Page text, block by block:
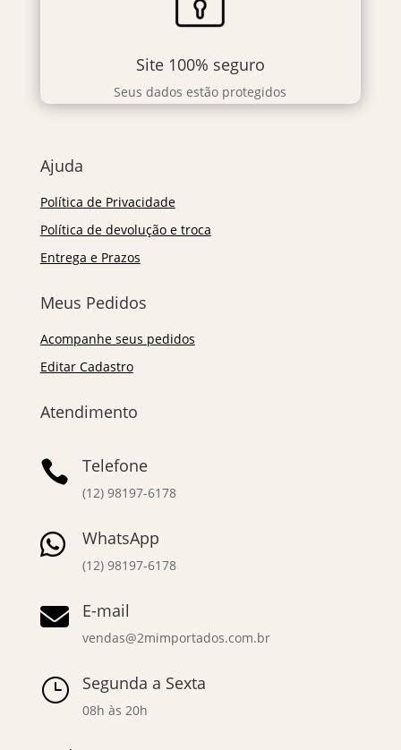
Site 100% seguro
Seus dados estão protegidos
Ajuda
Política de Privacidade
Política de devolução e troca
Entrega e Prazos
Meus Pedidos
Acompanhe seus pedidos
Editar Cadastro
Atendimento
 Telefone
(12) 98197-6178
 WhatsApp
(12) 98197-6178
 E-mail
vendas@2mimportados.com.br
} Segunda a Sexta
08h às 20h